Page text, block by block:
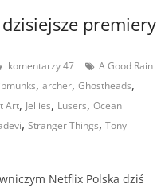
premiery
komentarzy 47
A Good Rain
,archer,Ghostheads,
Art, Jellies, Lusers,Ocean
,Stranger Things,Tony
Netflix Polska dziś